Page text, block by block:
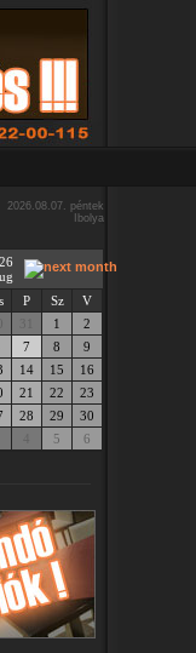
2026.08.07. péntek
Ibolya
P Sz
V
1
2
7 8
9
14 15
16
21 22
23
28 29
30
5 6